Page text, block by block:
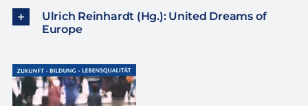
Ulrich Reinhardt (Hg.): United Dreams of
Europe